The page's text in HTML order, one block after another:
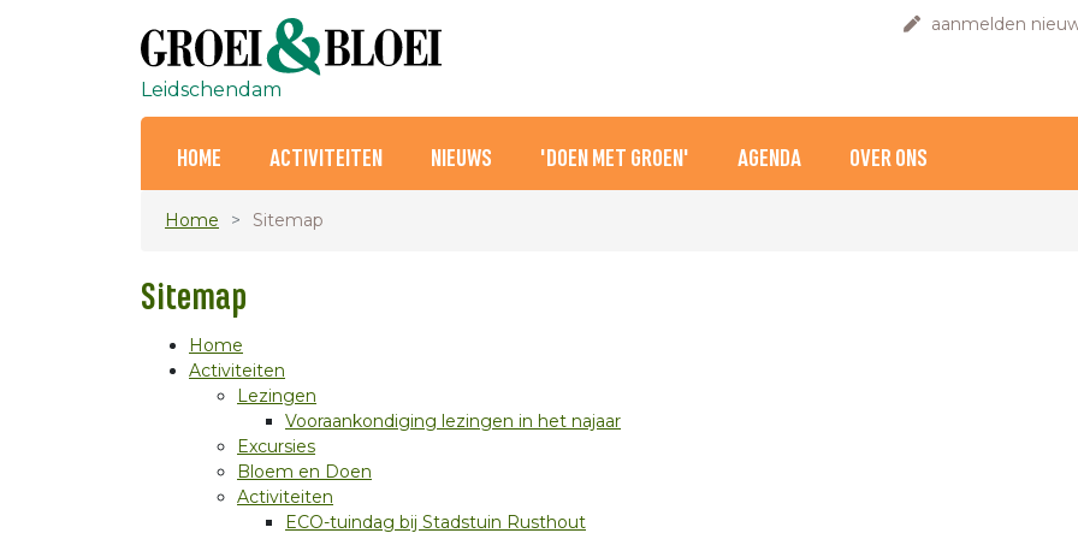
aanmelden
Leidschendam
HOME ACTIVITEITEN NIEUWS 'DOEN MET GROEN' AGENDA OVER ONS
Home Sitemap
Sitemap
Home
Activiteiten
Lezingen
Vooraankondiging lezingen in het najaar
Excursies
Bloem en Doen
Activiteiten
ECO-tuindag bij Stadstuin Rusthout